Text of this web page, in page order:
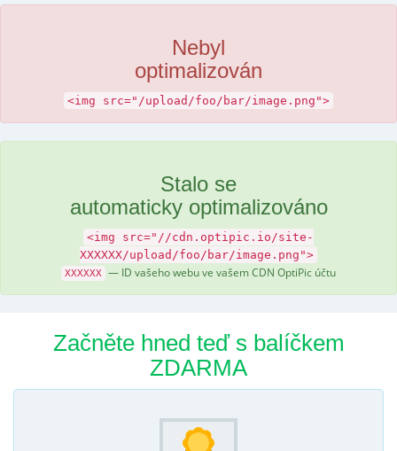
Nebyl
optimalizován
<img src="/upload/foo/bar/image.png">
Stalo se
automaticky optimalizováno
<img src="//cdn.optipic.io/site-
XXXXXX/upload/foo/bar/image.png">
XXXXXX — ID vašeho webu ve vašem CDN OptiPic účtu
Začněte hned teď s balíčkem
ZDARMA